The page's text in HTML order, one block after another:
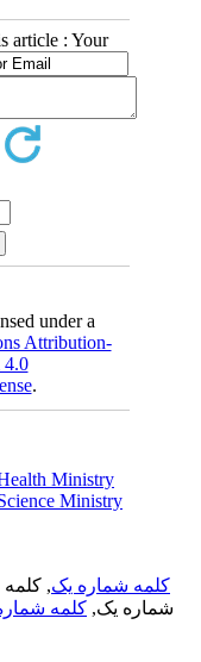
article : Your
under a
Attribution-
4.0
.
Ministry
Ministry
کلمه شماره یک, کلمه
شماره یک, کلمه